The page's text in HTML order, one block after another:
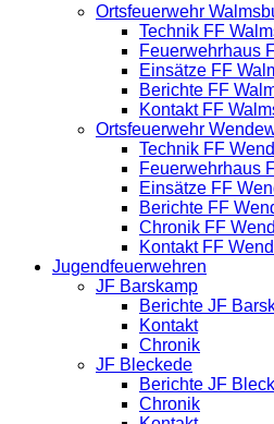
Ortsfeuerwehr
Technik FF
Feuerwehrhaus
Einsätze FF
Berichte FF
Kontakt FF
Ortsfeuerwehr
Technik FF
Feuerwehrhaus
Einsätze FF
Berichte FF
Chronik FF
Kontakt FF
Jugendfeuerwehren
JF Barskamp
Berichte JF
Kontakt
Chronik
JF Bleckede
Berichte JF
Chronik